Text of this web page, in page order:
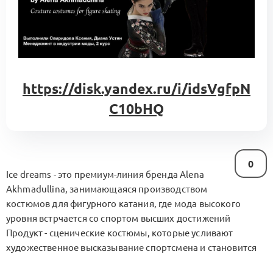
https://disk.yandex.ru/i/idsVgfpN
C10bHQ
0
Ice dreams - это премиум-линия бренда Alena
Akhmadullina, занимающаяся производством
костюмов для фигурного катания, где мода высокого
уровня встрчается со спортом высших достижений
Продукт - сценические костюмы, которые усливают
художественное высказывание спортсмена и становится